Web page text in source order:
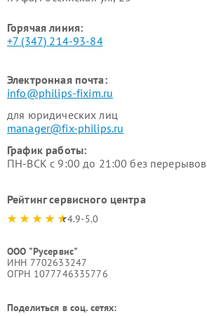
Горячая линия:
+7 (347) 214-93-84
Электронная почта:
info@philips-fixim.ru
для юридических лиц
manager@fix-philips.ru
График работы:
ПН-ВСК с 9:00 до 21:00 без
Рейтинг сервисного центра
4.9-5.0
ООО "Русервис"
ИНН 7702633247
ОГРН 1077746335776
Поделиться в соц. сетях: